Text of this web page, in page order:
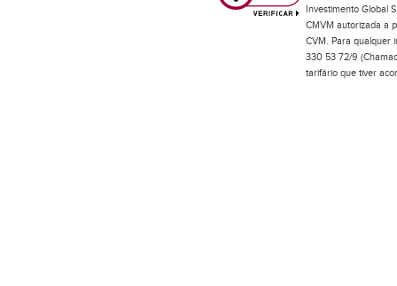
Investimento Global
CMVM autorizada a
CVM. Para qualquer
330 53 72/9
tarifário que tiver